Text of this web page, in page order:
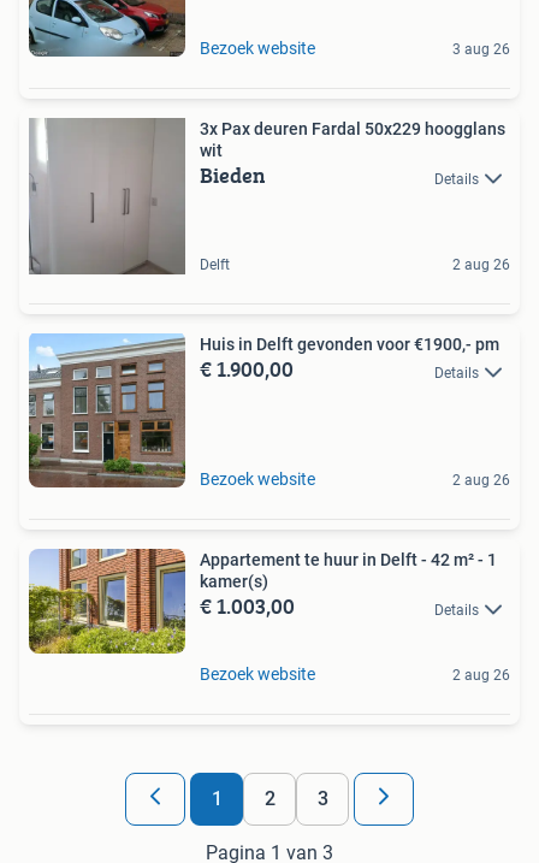
Bezoek website 3 aug 26
3x Pax deuren Fardal 50x229 hoogglans
wit
Bieden Details
Delft 2 aug 26
Huis in Delft gevonden voor €1900,- pm
€ 1.900,00 Details
Bezoek website 2 aug 26
Appartement te huur in Delft - 42 m² - 1
kamer(s)
€ 1.003,00 Details
Bezoek website 2 aug 26
1 2 3
Pagina 1 van 3